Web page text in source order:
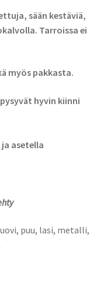
sään kestäviä,
Tarroissa ei
myös pakkasta.
hyvin kiinni
asetella
puu, lasi, metalli,